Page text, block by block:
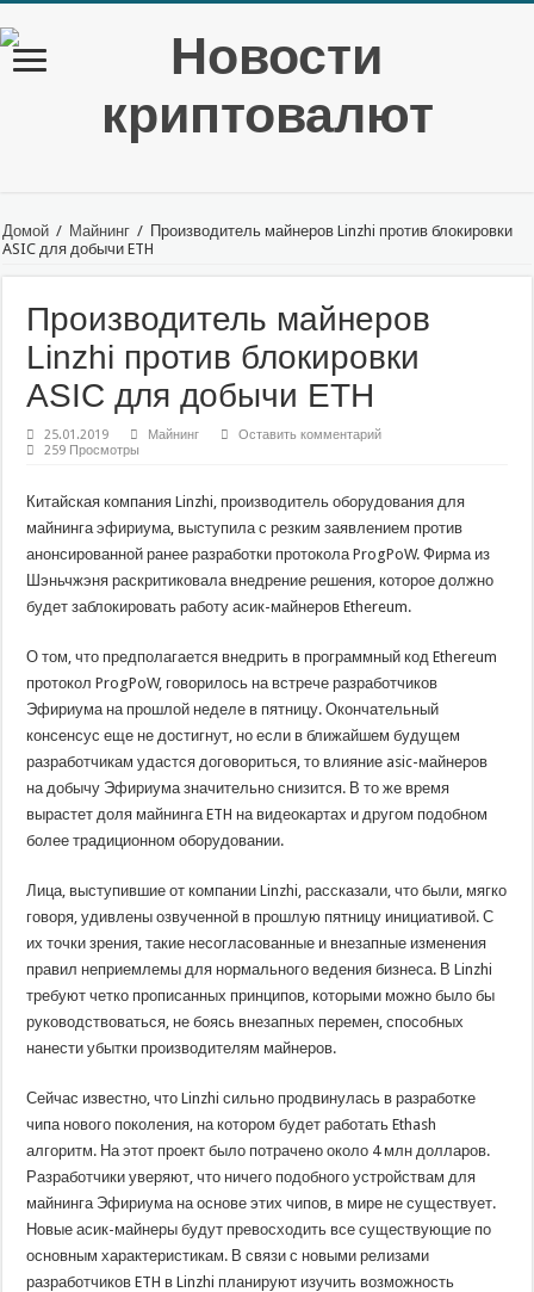
Домой / Майнинг / Производитель майнеров Linzhi против блокировки
ASIC для добычи ETH
Производитель майнеров
Linzhi против блокировки
ASIC для добычи ETH
25.01.2019 Майнинг
Оставить комментарий
259 Просмотры
Китайская компания Linzhi, производитель оборудования для
майнинга эфириума, выступила с резким заявлением против
анонсированной ранее разработки протокола ProgPoW. Фирма из
Шэньчжэня раскритиковала внедрение решения, которое должно
будет заблокировать работу асик-майнеров Ethereum.
О том, что предполагается внедрить в программный код Ethereum
протокол ProgPoW, говорилось на встрече разработчиков
Эфириума на прошлой неделе в пятницу. Окончательный
консенсус еще не достигнут, но если в ближайшем будущем
разработчикам удастся договориться, то влияние asic-майнеров
на добычу Эфириума значительно снизится. В то же время
вырастет доля майнинга ETH на видеокартах и другом подобном
более традиционном оборудовании.
Лица, выступившие от компании Linzhi, рассказали, что были, мягко
говоря, удивлены озвученной в прошлую пятницу инициативой. С
их точки зрения, такие несогласованные и внезапные изменения
правил неприемлемы для нормального ведения бизнеса. В Linzhi
требуют четко прописанных принципов, которыми можно было бы
руководствоваться, не боясь внезапных перемен, способных
нанести убытки производителям майнеров.
Сейчас известно, что Linzhi сильно продвинулась в разработке
чипа нового поколения, на котором будет работать Ethash
алгоритм. На этот проект было потрачено около 4 млн долларов.
Разработчики уверяют, что ничего подобного устройствам для
майнинга Эфириума на основе этих чипов, в мире не существует.
Новые асик-майнеры будут превосходить все существующие по
основным характеристикам. В связи с новыми релизами
разработчиков ETH в Linzhi планируют изучить возможность